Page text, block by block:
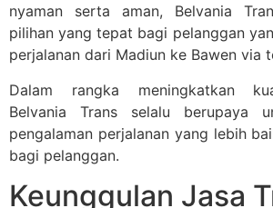
nyaman serta aman, Belvania
pilihan yang tepat bagi pelanggan
perjalanan dari Madiun ke Bawen via
Dalam rangka meningkatkan
Belvania Trans selalu berupaya
pengalaman perjalanan yang lebih
bagi pelanggan.
Keunggulan Jasa